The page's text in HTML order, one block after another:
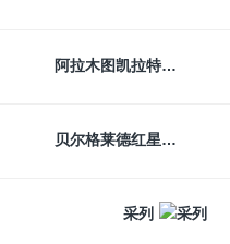
阿拉木图凯拉特
贝尔格莱德红星
采列